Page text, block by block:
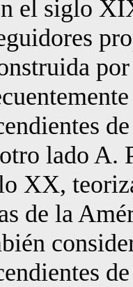
el siglo
lado A.
XX,
de la